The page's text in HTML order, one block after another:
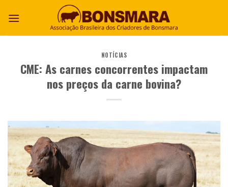
NOTÍCIAS
CME: As carnes concorrentes impactam
nos preços da carne bovina?